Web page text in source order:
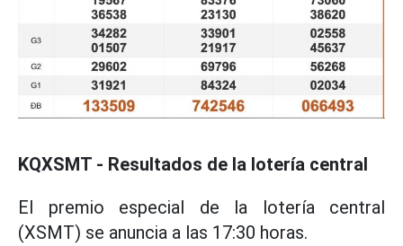
KQXSMT - Resultados de la lotería central
El premio especial de la lotería central
(XSMT) se anuncia a las 17:30 horas.